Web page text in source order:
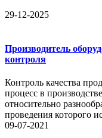
29-12-2025
Производитель
контроля
Контроль качества
процесс в
относительно
проведения которого
09-07-2021